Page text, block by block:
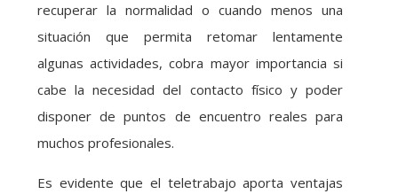
recuperar la normalidad o cuando menos una
situación que permita retomar lentamente
algunas actividades, cobra mayor importancia si
cabe la necesidad del contacto físico y poder
disponer de puntos de encuentro reales para
muchos profesionales.
Es evidente que el teletrabajo aporta ventajas